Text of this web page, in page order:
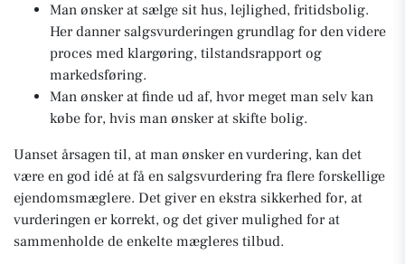
Man ønsker at sælge sit hus, lejlighed, fritidsbolig.
Her danner salgsvurderingen grundlag for den videre
proces med klargøring, tilstandsrapport og
markedsføring.
Man ønsker at finde ud af, hvor meget man selv kan
købe for, hvis man ønsker at skifte bolig.
Uanset årsagen til, at man ønsker en vurdering, kan det
være en god idé at få en salgsvurdering fra flere forskellige
ejendomsmæglere. Det giver en ekstra sikkerhed for, at
vurderingen er korrekt, og det giver mulighed for at
sammenholde de enkelte mægleres tilbud.